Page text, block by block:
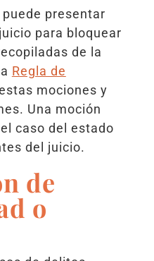
presentar
para bloquear
de la
Regla de
mociones y
Una moción
caso del estado
del juicio.
de
o